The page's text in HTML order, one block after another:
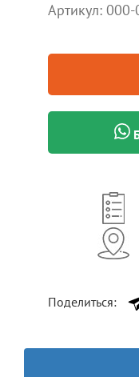
Артикул:
Поделиться: